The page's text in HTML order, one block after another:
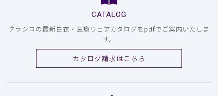
CATALOG
クラシコの最新白衣・医療ウェアカタログをpdfでご案内いたしま
す。
カタログ請求はこちら